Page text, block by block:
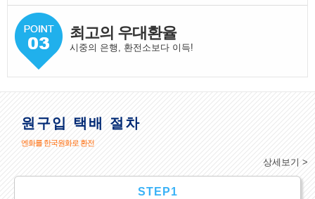
최고의 우대환율
시중의 은행, 환전소보다 이득!
원구입 택배 절차
엔화를 한국원화로 환전
상세보기 >
STEP1